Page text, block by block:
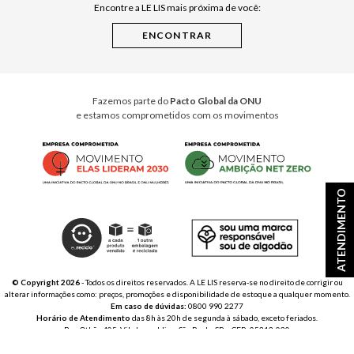
ATENDIMENTO
Cuidados CasaEncontre a LE LIS mais próxima de você:
Fazemos parte do Pacto Global da ONU
e estamos comprometidos com os movimentos
© Copyright 2026- Todos os direitos reservados. A LE LIS reserva-se no direito de corrigir ou
alterar informações como: preços, promoções e disponibilidade de estoque a qualquer momento.
Em caso de dúvidas: 0800 990 2277
Horário de Atendimento das 8h às 20h de segunda à sábado, exceto feriados.
Rua Othão 405, Vila Leopoldina, São Paulo, SP – CEP: 05313-020